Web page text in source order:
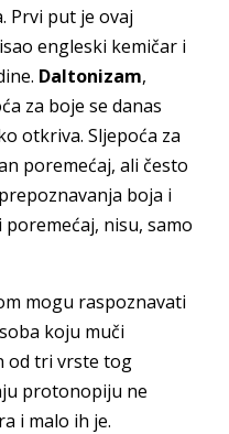
Prvi put je ovaj
engleski kemičar i
Daltonizam,
za boje se danas
otkriva. Sljepoća za
poremećaj, ali često
boja i
nisu, samo
mogu raspoznavati
koju muči
od tri vrste tog
protonopiju ne
i malo ih je.